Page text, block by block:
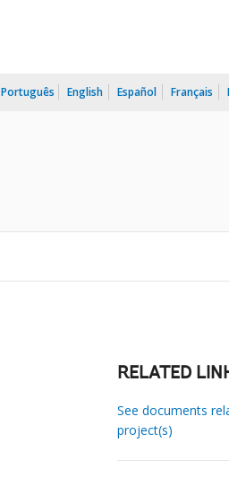
Português English Español Français
RELATED
See documents
project(s)